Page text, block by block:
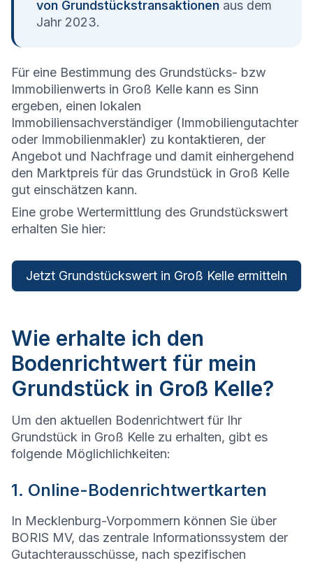
von Grundstückstransaktionen aus dem
Jahr 2023.
Für eine Bestimmung des Grundstücks- bzw
Immobilienwerts in Groß Kelle kann es Sinn
ergeben, einen lokalen
Immobiliensachverständiger (Immobiliengutachter
oder Immobilienmakler) zu kontaktieren, der
Angebot und Nachfrage und damit einhergehend
den Marktpreis für das Grundstück in Groß Kelle
gut einschätzen kann.
Eine grobe Wertermittlung des Grundstückswert
erhalten Sie hier:
Jetzt Grundstückswert in Groß Kelle ermitteln
Wie erhalte ich den
Bodenrichtwert für mein
Grundstück in Groß Kelle?
Um den aktuellen Bodenrichtwert für Ihr
Grundstück in Groß Kelle zu erhalten, gibt es
folgende Möglichlichkeiten:
1. Online-Bodenrichtwertkarten
In Mecklenburg-Vorpommern können Sie über
BORIS MV, das zentrale Informationssystem der
Gutachterausschüsse, nach spezifischen